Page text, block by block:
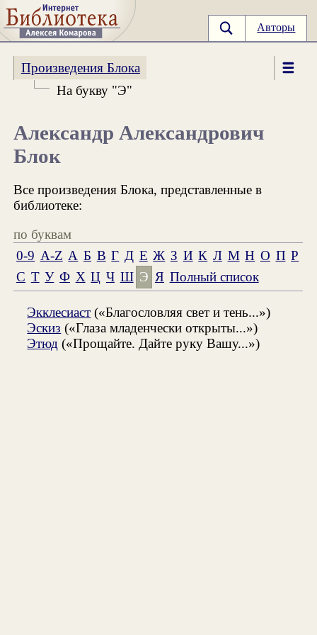
Авторы
Произведения Блока
На букву "Э"
Александр Александрович
Блок
Все произведения Блока, представленные в
библиотеке:
по буквам
0-9 A-Z А Б В Г Д Е Ж З И К Л М Н О П Р
С Т У Ф Х Ц Ч Ш Э Я Полный список
Экклесиаст («Благословляя свет и тень...»)
Эскиз («Глаза младенчески открыты...»)
Этюд («Прощайте. Дайте руку Вашу...»)